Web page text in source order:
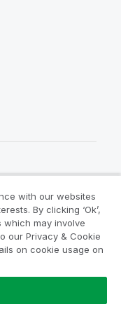
AB. Alle
with our websites
By clicking ‘Ok’,
may involve
our Privacy & Cookie
on cookie usage on